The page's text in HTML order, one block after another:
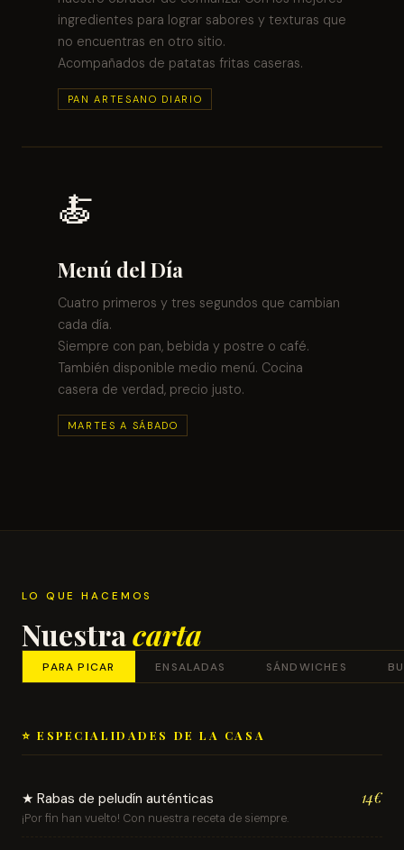
ingredientes para lograr sabores y texturas que
no encuentras en otro sitio.
Acompañados de patatas fritas caseras.
PAN ARTESANO DIARIO
🍝
Menú del Día
Cuatro primeros y tres segundos que cambian
cada día.
Siempre con pan, bebida y postre o café.
También disponible medio menú. Cocina
casera de verdad, precio justo.
MARTES A SÁBADO
LO QUE HACEMOS
Nuestracarta
PARA PICAR ENSALADAS SÁNDWICHES
⭐ ESPECIALIDADES DE LA CASA
★ Rabas de peludín auténticas
¡Por fin han vuelto! Con nuestra receta de siempre.
14€